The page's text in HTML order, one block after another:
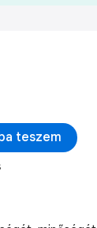
teszem